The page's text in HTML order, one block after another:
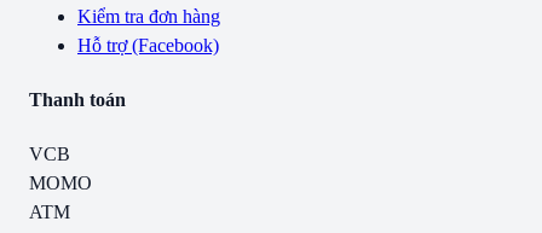
Kiểm tra đơn hàng
Hỗ trợ (Facebook)
Thanh toán
VCB
MOMO
ATM